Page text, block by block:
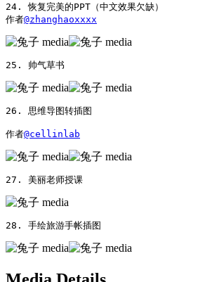
24. 恢复完美的PPT（中文效果欠缺）
作者@zhanghaoxxxx
25. 帅气草书
26. 思维导图转插图
作者@cellinlab
27. 美丽老师授课
28. 手绘旅游手帐插图